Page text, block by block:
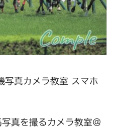
真カメラ教室 スマホ
真を撮るカメラ教室＠